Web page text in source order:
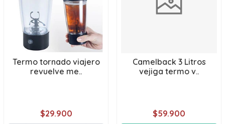
Termo tornado viajero
revuelve me..
$29.900
Camelback 3 Litros
vejiga termo v..
$59.900